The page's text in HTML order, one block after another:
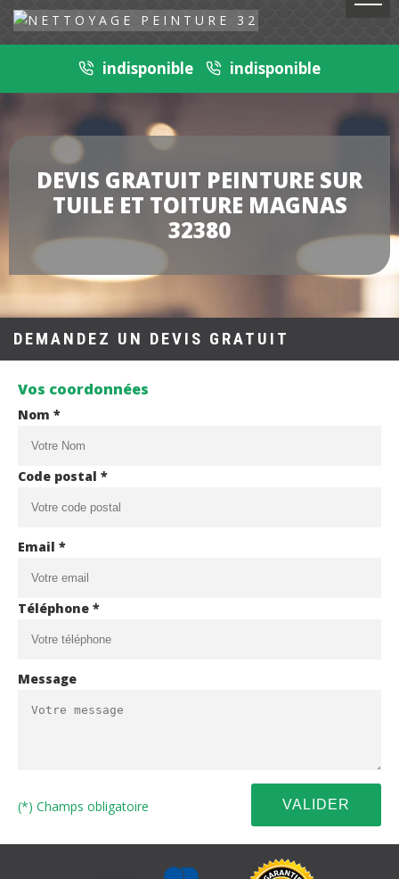
indisponible indisponible
DEVIS GRATUIT PEINTURE SUR
TUILE ET TOITURE MAGNAS
32380
DEMANDEZ UN DEVIS GRATUIT
Vos coordonnées
Nom *
Code postal *
Email *
Téléphone *
Message
(*) Champs obligatoire